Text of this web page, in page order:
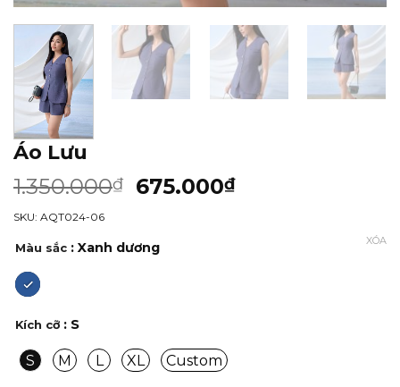
Áo Lưu
1.350.000₫ 675.000₫
SKU: AQT024-06
Màu sắc : Xanh dương
Kích cỡ : S
S M L XL Custom
XÓA